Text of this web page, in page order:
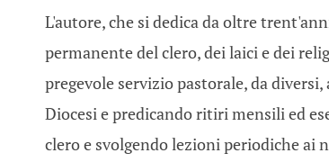
L'autore, che si dedica da oltre
permanente del clero, dei laici e dei
pregevole servizio pastorale, da
Diocesi e predicando ritiri mensili ed
clero e svolgendo lezioni periodiche ai